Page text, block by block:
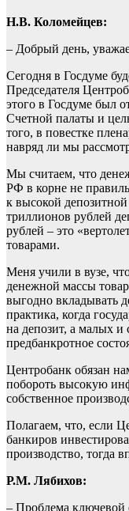
Н.В. Коломейцев:
– Добрый день,
Сегодня в Госдуме
Председателя
этого в Госдуме был
Счетной палаты и
того, в повестке
навряд ли мы
Мы считаем, что
РФ в корне не
к высокой
триллионов рублей
рублей – это
товарами.
Меня учили в вузе,
денежной массы
выгодно вкладывать
практика, когда
на депозит, а малых и
предбанкротное
Центробанк обязан
побороть высокую
собственное
Полагаем, что, если
банкиров
производство, тогда
Р.М. Лябихов:
– Проблема ключевой